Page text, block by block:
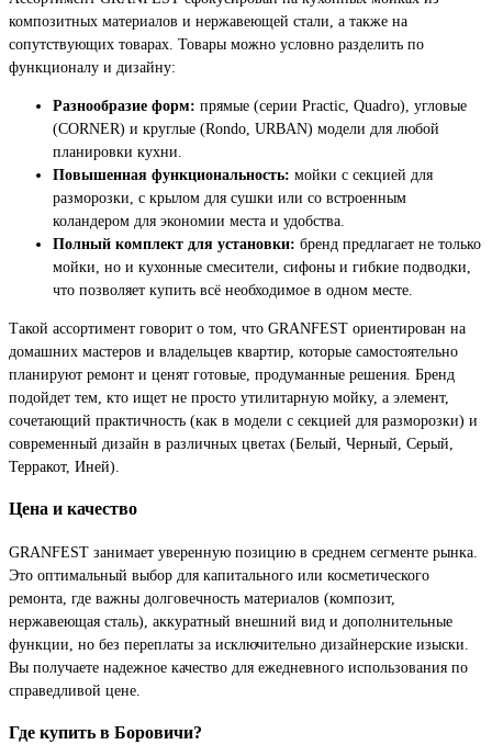
композитных материалов и нержавеющей стали, а также на
сопутствующих товарах. Товары можно условно разделить по
функционалу и дизайну:
Разнообразие форм: прямые (серии Practic, Quadro), угловые
(CORNER) и круглые (Rondo, URBAN) модели для любой
планировки кухни.
Повышенная функциональность: мойки с секцией для
разморозки, с крылом для сушки или со встроенным
коландером для экономии места и удобства.
Полный комплект для установки: бренд предлагает не только
мойки, но и кухонные смесители, сифоны и гибкие подводки,
что позволяет купить всё необходимое в одном месте.
Такой ассортимент говорит о том, что GRANFEST ориентирован на
домашних мастеров и владельцев квартир, которые самостоятельно
планируют ремонт и ценят готовые, продуманные решения. Бренд
подойдет тем, кто ищет не просто утилитарную мойку, а элемент,
сочетающий практичность (как в модели с секцией для разморозки) и
современный дизайн в различных цветах (Белый, Черный, Серый,
Терракот, Иней).
Цена и качество
GRANFEST занимает уверенную позицию в среднем сегменте рынка.
Это оптимальный выбор для капитального или косметического
ремонта, где важны долговечность материалов (композит,
нержавеющая сталь), аккуратный внешний вид и дополнительные
функции, но без переплаты за исключительно дизайнерские изыски.
Вы получаете надежное качество для ежедневного использования по
справедливой цене.
Где купить в Боровичи?